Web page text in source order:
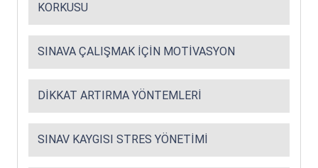
KORKUSU
SINAVA ÇALIŞMAK İÇIN MOTIVASYON
DIKKAT ARTIRMA YÖNTEMLERI
SINAV KAYGISI STRES YÖNETIMI